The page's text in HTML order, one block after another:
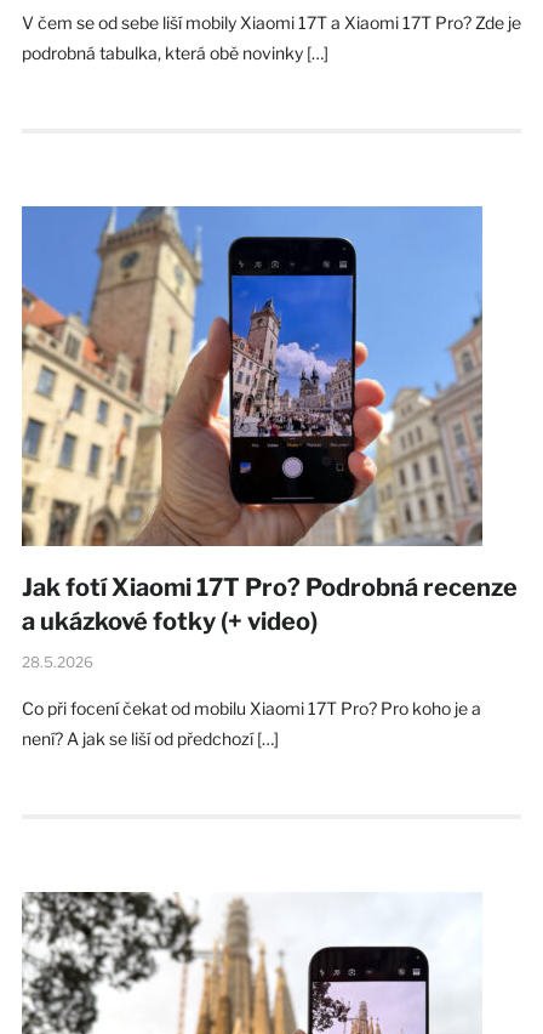
V čem se od sebe liší mobily Xiaomi 17T a Xiaomi 17T Pro? Zde je
podrobná tabulka, která obě novinky […]
Jak fotí Xiaomi 17T Pro? Podrobná recenze
a ukázkové fotky (+ video)
28.5.2026
Co při focení čekat od mobilu Xiaomi 17T Pro? Pro koho je a
není? A jak se liší od předchozí […]